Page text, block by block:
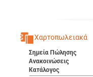
Χαρτοπωλειακά
Σημεία Πώλησης
Ανακοινώσεις
Κατάλογος